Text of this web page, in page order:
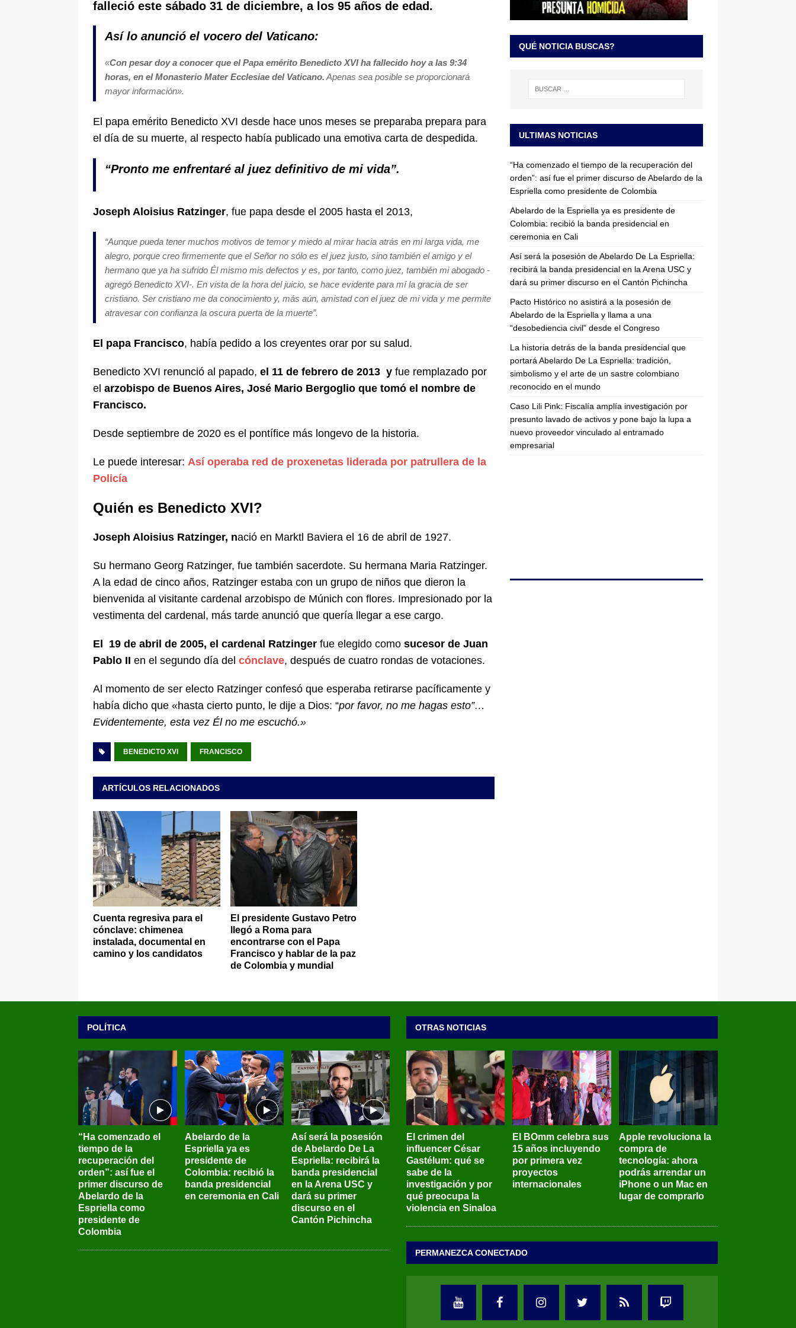
[ 6 de agosto de 2026 ] La historia detrás de la banda presidencial que portará Abelardo De La
Espriella: tradición, simbolismo y el arte de un sastre colombiano reconocido en el mundo
falleció este sábado 31 de diciembre, a los 95 años de edad.
Así lo anunció el vocero del Vaticano:
«Con pesar doy a conocer que el Papa emérito Benedicto XVI ha fallecido hoy a las 9:34
horas, en el Monasterio Mater Ecclesiae del Vaticano. Apenas sea posible se proporcionará
mayor información».
El papa emérito Benedicto XVI desde hace unos meses se preparaba prepara para
el día de su muerte, al respecto había publicado una emotiva carta de despedida.
“Pronto me enfrentaré al juez definitivo de mi vida”.
Joseph Aloisius Ratzinger, fue papa desde el 2005 hasta el 2013,
“Aunque pueda tener muchos motivos de temor y miedo al mirar hacia atrás en mi larga vida, me
alegro, porque creo firmemente que el Señor no sólo es el juez justo, sino también el amigo y el
hermano que ya ha sufrido Él mismo mis defectos y es, por tanto, como juez, también mi abogado -
agregó Benedicto XVI-. En vista de la hora del juicio, se hace evidente para mí la gracia de ser
cristiano. Ser cristiano me da conocimiento y, más aún, amistad con el juez de mi vida y me permite
atravesar con confianza la oscura puerta de la muerte”.
El papa Francisco, había pedido a los creyentes orar por su salud.
Benedicto XVI renunció al papado, el 11 de febrero de 2013 y fue remplazado por
el arzobispo de Buenos Aires, José Mario Bergoglio que tomó el nombre de
Francisco.
Desde septiembre de 2020 es el pontífice más longevo de la historia.
Le puede interesar: Así operaba red de proxenetas liderada por patrullera de la
Policía
Quién es Benedicto XVI?​
Joseph Aloisius Ratzinger, nació en Marktl Baviera el 16 de abril de 1927.
Su hermano Georg Ratzinger, fue también sacerdote. Su hermana Maria Ratzinger.
A la edad de cinco años, Ratzinger estaba con un grupo de niños que dieron la
bienvenida al visitante cardenal arzobispo de Múnich con flores. Impresionado por la
vestimenta del cardenal, más tarde anunció que quería llegar a ese cargo.
El 19 de abril de 2005, el cardenal Ratzinger fue elegido como sucesor de Juan
Pablo II en el segundo día del cónclave, después de cuatro rondas de votaciones.
Al momento de ser electo Ratzinger confesó que esperaba retirarse pacíficamente y
había dicho que «hasta cierto punto, le dije a Dios: “por favor, no me hagas esto”…
Evidentemente, esta vez Él no me escuchó.»
BENEDICTO XVI FRANCISCO
ARTÍCULOS RELACIONADOS
Cuenta regresiva para el
cónclave: chimenea
instalada, documental en
camino y los candidatos
El presidente Gustavo Petro
llegó a Roma para
encontrarse con el Papa
Francisco y hablar de la paz
de Colombia y mundial
QUÉ NOTICIA BUSCAS?
ULTIMAS NOTICIAS
“Ha comenzado el tiempo de la recuperación del
orden”: así fue el primer discurso de Abelardo de la
Espriella como presidente de Colombia
Abelardo de la Espriella ya es presidente de
Colombia: recibió la banda presidencial en
ceremonia en Cali
Así será la posesión de Abelardo De La Espriella:
recibirá la banda presidencial en la Arena USC y
dará su primer discurso en el Cantón Pichincha
Pacto Histórico no asistirá a la posesión de
Abelardo de la Espriella y llama a una
“desobediencia civil” desde el Congreso
La historia detrás de la banda presidencial que
portará Abelardo De La Espriella: tradición,
simbolismo y el arte de un sastre colombiano
reconocido en el mundo
Caso Lili Pink: Fiscalía amplía investigación por
presunto lavado de activos y pone bajo la lupa a
nuevo proveedor vinculado al entramado
empresarial
POLÍTICA
“Ha comenzado el
tiempo de la
recuperación del
orden”: así fue el
primer discurso de
Abelardo de la
Espriella como
presidente de
Colombia
Abelardo de la
Espriella ya es
presidente de
Colombia: recibió la
banda presidencial
en ceremonia en Cali
Así será la posesión
de Abelardo De La
Espriella: recibirá la
banda presidencial
en la Arena USC y
dará su primer
discurso en el
Cantón Pichincha
OTRAS NOTICIAS
El crimen del
influencer César
Gastélum: qué se
sabe de la
investigación y por
qué preocupa la
violencia en Sinaloa
El BOmm celebra sus
15 años incluyendo
por primera vez
proyectos
internacionales
Apple revoluciona la
compra de
tecnología: ahora
podrás arrendar un
iPhone o un Mac en
lugar de comprarlo
PERMANEZCA CONECTADO